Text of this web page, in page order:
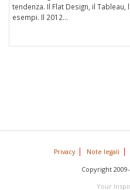
tendenza. Il Flat Design, il
esempi. Il 2012...
Privacy Note legali
Copyright
Your